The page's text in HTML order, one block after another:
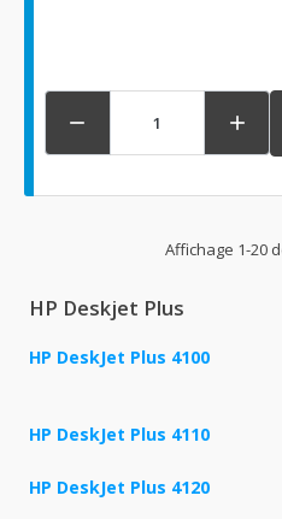
 
Affichage 1-20
HP Deskjet Plus
HP DeskJet Plus 4100
HP DeskJet Plus 4110
HP DeskJet Plus 4120